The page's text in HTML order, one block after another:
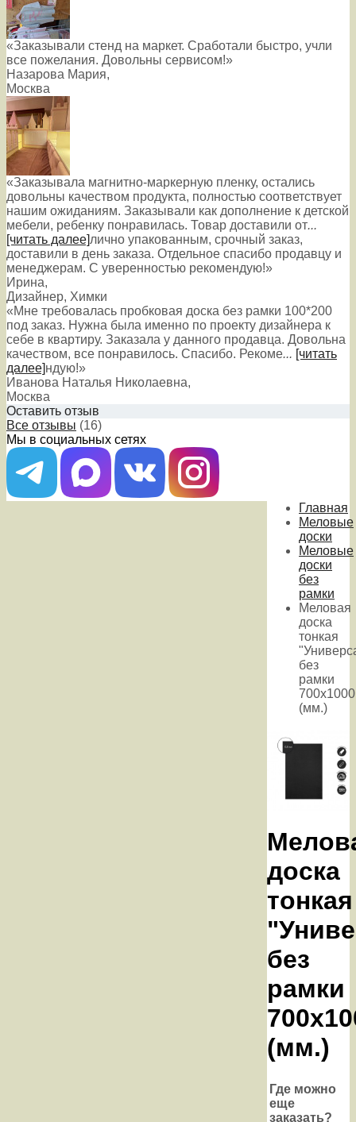
«Заказывали стенд на маркет. Сработали быстро, учли
все пожелания. Довольны сервисом!»
Назарова Мария,
Москва
«Заказывала магнитно-маркерную пленку, остались
довольны качеством продукта, полностью соответствует
нашим ожиданиям. Заказывали как дополнение к детской
мебели, ребенку понравилась. Товар доставили от...
[читать далее]лично упакованным, срочный заказ,
доставили в день заказа. Отдельное спасибо продавцу и
менеджерам. С уверенностью рекомендую!»
Ирина,
Дизайнер, Химки
«Мне требовалась пробковая доска без рамки 100*200
под заказ. Нужна была именно по проекту дизайнера к
себе в квартиру. Заказала у данного продавца. Довольна
качеством, все понравилось. Спасибо. Рекоме... [читать
далее]ндую!»
Иванова Наталья Николаевна,
Москва
Оставить отзыв
Все отзывы (16)
Мы в социальных сетях
Главная
Меловые
доски
Меловые
доски
без
рамки
Меловая
доска
тонкая
без
рамки
700х1000
(мм.)
доска
тонкая
без
рамки
(мм.)
Где можно
еще
заказать?